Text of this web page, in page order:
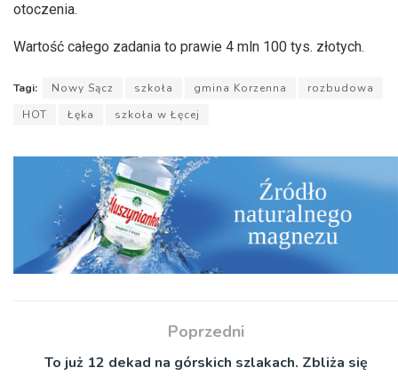
otoczenia.
Wartość całego zadania to prawie 4 mln 100 tys. złotych.
Tagi: Nowy Sącz szkoła gmina Korzenna
rozbudowa
HOT
Łęka szkoła w Łęcej
Poprzedni
To już 12 dekad na górskich szlakach. Zbliża się